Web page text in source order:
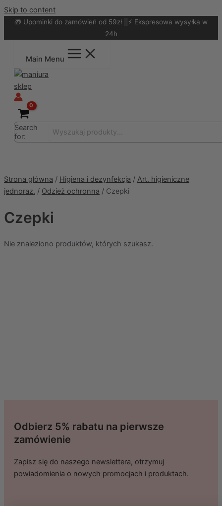
Skip to content
🎁 Upominki do zamówień od 59zł ||⚡ Ekspresowa wysyłka w
24h
Main Menu
Search
for:
Strona główna / Higiena i dezynfekcja / Art. higieniczne
jednoraz. / Odzież ochronna / Czepki
Czepki
Nie znaleziono produktów, których szukasz.
Odbierz 5% rabatu na pierwsze
zamówienie
Zapisz się do naszego newslettera, otrzymuj
powiadomienia o nowych promocjach i produktach.